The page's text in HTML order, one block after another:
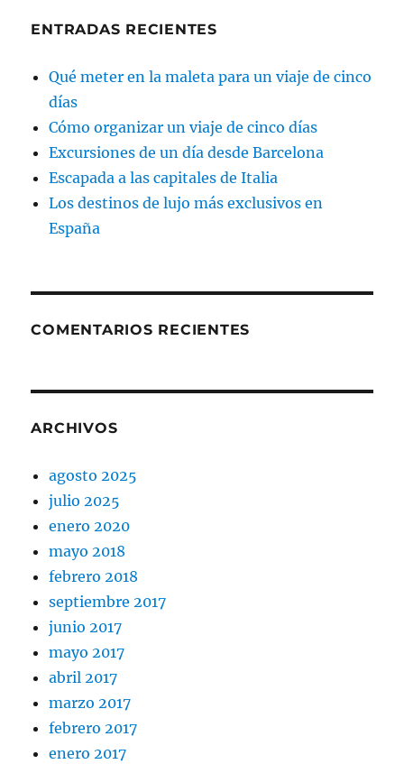
ENTRADAS RECIENTES
Qué meter en la maleta para un viaje de cinco
días
Cómo organizar un viaje de cinco días
Excursiones de un día desde Barcelona
Escapada a las capitales de Italia
Los destinos de lujo más exclusivos en
España
COMENTARIOS RECIENTES
ARCHIVOS
agosto 2025
julio 2025
enero 2020
mayo 2018
febrero 2018
septiembre 2017
junio 2017
mayo 2017
abril 2017
marzo 2017
febrero 2017
enero 2017